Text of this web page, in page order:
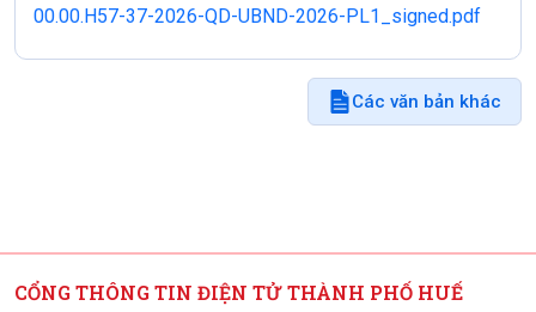
00.00.H57-37-2026-QD-UBND-2026-PL1_signed.pdf
Các văn bản khác
CỔNG THÔNG TIN ĐIỆN TỬ THÀNH PHỐ HUẾ